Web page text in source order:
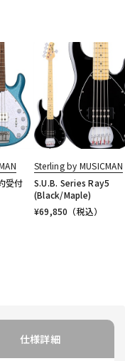
受付
Sterling by MUSICMAN
S.U.B. Series Ray5
(Black/Maple)
¥69,850 （税込）
仕様詳細